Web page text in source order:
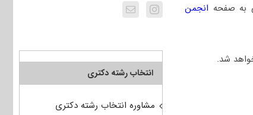
به صفحه انجمن
انتخاب رشته دکتری
مشاوره انتخاب رشته دکتری